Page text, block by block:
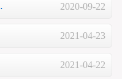
2020-09-22
2021-04-23
2021-04-22